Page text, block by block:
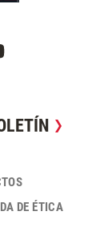
DE ÉTICA